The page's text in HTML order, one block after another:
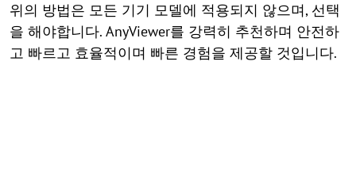
위의 방법은 모든 기기 모델에 적용되지 않으며, 선택
을 해야합니다. AnyViewer를 강력히 추천하며 안전하
고 빠르고 효율적이며 빠른 경험을 제공할 것입니다.